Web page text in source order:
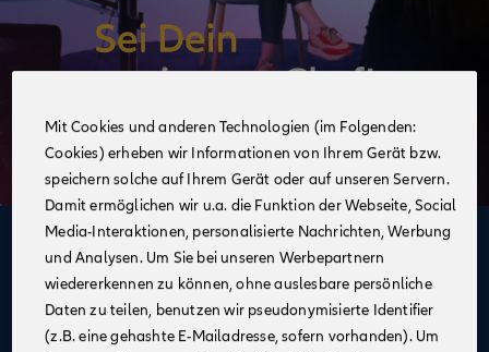
Deine Vorteile
im Vertrieb der Allianz
Allianz alsstarker Partnerundstarke Marke
Mit Cookies und anderen Technologien (im Folgenden:
Cookies) erheben wir Informationen von Ihrem Gerät bzw.
speichern solche auf Ihrem Gerät oder auf unseren Servern.
Damit ermöglichen wir u.a. die Funktion der Webseite, Social
Media-Interaktionen, personalisierte Nachrichten, Werbung
und Analysen. Um Sie bei unseren Werbepartnern
wiedererkennen zu können, ohne auslesbare persönliche
Daten zu teilen, benutzen wir pseudonymisierte Identifier
(z.B. eine gehashte E-Mailadresse, sofern vorhanden). Um